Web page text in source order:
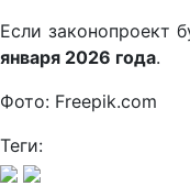
Если законопроект
января 2026 года.
Фото: Freepik.com
Теги: